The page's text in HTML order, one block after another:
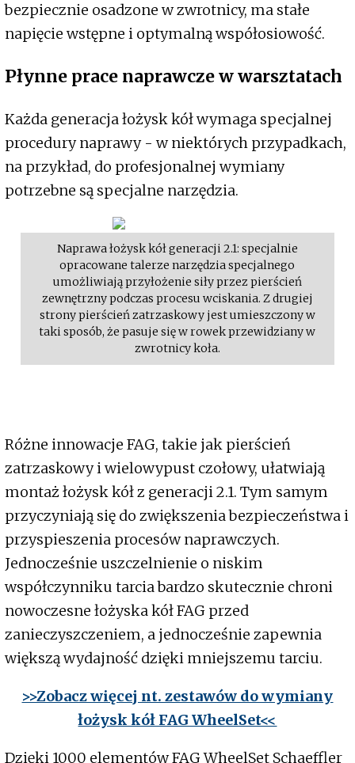
bezpiecznie osadzone w zwrotnicy, ma stałe
napięcie wstępne i optymalną współosiowość.
Płynne prace naprawcze w warsztatach
Każda generacja łożysk kół wymaga specjalnej
procedury naprawy - w niektórych przypadkach,
na przykład, do profesjonalnej wymiany
potrzebne są specjalne narzędzia.
Naprawa łożysk kół generacji 2.1: specjalnie
opracowane talerze narzędzia specjalnego
umożliwiają przyłożenie siły przez pierścień
zewnętrzny podczas procesu wciskania. Z drugiej
strony pierścień zatrzaskowy jest umieszczony w
taki sposób, że pasuje się w rowek przewidziany w
zwrotnicy koła.
Różne innowacje FAG, takie jak pierścień
zatrzaskowy i wielowypust czołowy, ułatwiają
montaż łożysk kół z generacji 2.1. Tym samym
przyczyniają się do zwiększenia bezpieczeństwa i
przyspieszenia procesów naprawczych.
Jednocześnie uszczelnienie o niskim
współczynniku tarcia bardzo skutecznie chroni
nowoczesne łożyska kół FAG przed
zanieczyszczeniem, a jednocześnie zapewnia
większą wydajność dzięki mniejszemu tarciu.
>>Zobacz więcej nt. zestawów do wymiany
łożysk kół FAG WheelSet<<
Dzięki 1000 elementów FAG WheelSet Schaeffler